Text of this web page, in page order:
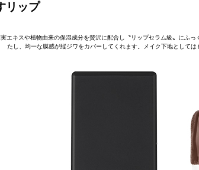
リップ
エキスや植物由来の保湿成分を贅沢に配合し〝リップセラム級〟にふ
たし、均一な膜感が縦ジワをカバーしてくれます。メイク下地としては